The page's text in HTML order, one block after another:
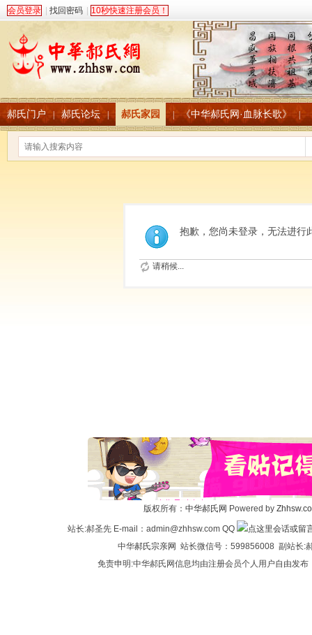
会员登录 找回密码 10秒快速注册会员！
郝氏门户 | 郝氏论坛 | 郝氏家园 《中华郝氏网·血脉长歌》
抱歉，您尚未登录，无法进行
请稍候...
版权所有： 中华郝氏网 Powered by
站长:郝圣先 E-mail：admin@zhhsw.com QQ
中华郝氏宗亲网 站长微信号：599856008 副站长:
免责申明:中华郝氏网信息均由注册会员个人用户自由发